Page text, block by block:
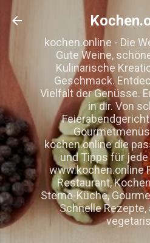
Direkt zum
kochen.online - Die
Gute Weine,
Kulinarische
Geschmack.
Vielfalt der Genüsse.
in dir. Von
kochen.online die
und Tipps für
www.kochen.online
Restaurant,
Sterne-Küche,
Schnelle Rezepte,